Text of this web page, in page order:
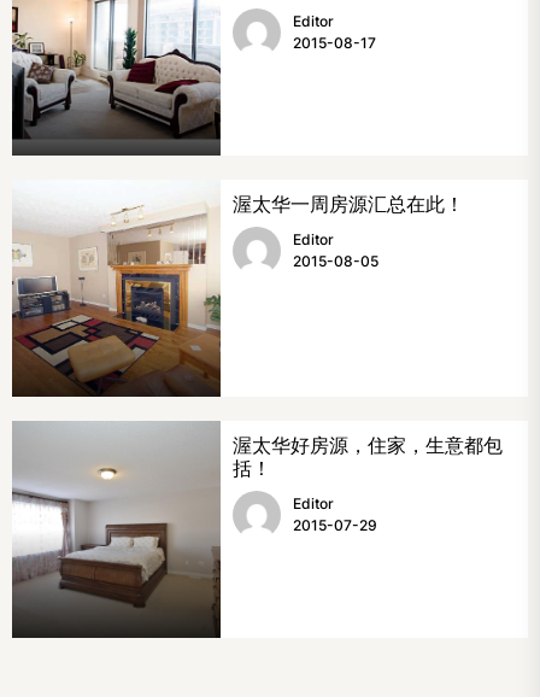
Editor
2015-08-17
渥太华一周房源汇总在此！
Editor
2015-08-05
渥太华好房源，住家，生意都包
括！
Editor
2015-07-29